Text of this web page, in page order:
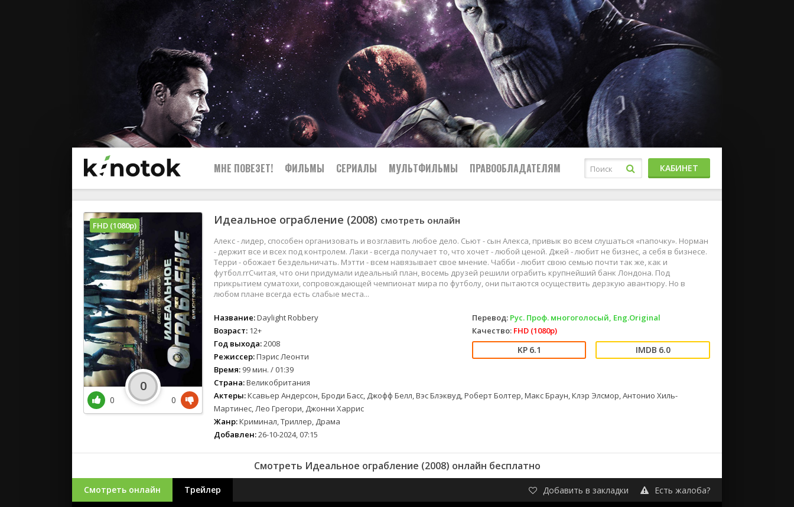
МНЕ ПОВЕЗЕТ! ФИЛЬМЫ СЕРИАЛЫ МУЛЬТФИЛЬМЫ ПРАВООБЛАДАТЕЛЯМ КАБИНЕТ
Идеальное ограбление (2008) смотреть онлайн
Алекс - лидер, способен организовать и возглавить любое дело. Сьют - сын Алекса, привык во всем слушаться «папочку». Норман
- держит все и всех под контролем. Лаки - всегда получает то, что хочет - любой ценой. Джей - любит не бизнес, а себя в бизнесе.
Терри - обожает бездельничать. Мэтти - всем навязывает свое мнение. Чабби - любит свою семью почти так же, как и
футбол.rrСчитая, что они придумали идеальный план, восемь друзей решили ограбить крупнейший банк Лондона. Под
прикрытием суматохи, сопровождающей чемпионат мира по футболу, они пытаются осуществить дерзкую авантюру. Но в
любом плане всегда есть слабые места...
Название:Daylight Robbery
Возраст: 12+
Год выхода:2008
Режиссер:Пэрис Леонти
Время: 99 мин. / 01:39
Страна:Великобритания
Перевод: Рус. Проф. многоголосый, Eng.Original
Качество: FHD (1080p)
6.1 6.0
Актеры:Ксавьер Андерсон, Броди Басс, Джофф Белл, Вэс Блэквуд, Роберт Болтер, Макс Браун, Клэр Элсмор, Антонио Хиль-
Мартинес, Лео Грегори, Джонни Харрис
Жанр:Криминал, Триллер, Драма
Добавлен:26-10-2024, 07:15
FHD (1080p)
0
0
0
Смотреть Идеальное ограбление (2008) онлайн бесплатно
Смотреть онлайн Трейлер Добавить в закладки Есть жалоба?